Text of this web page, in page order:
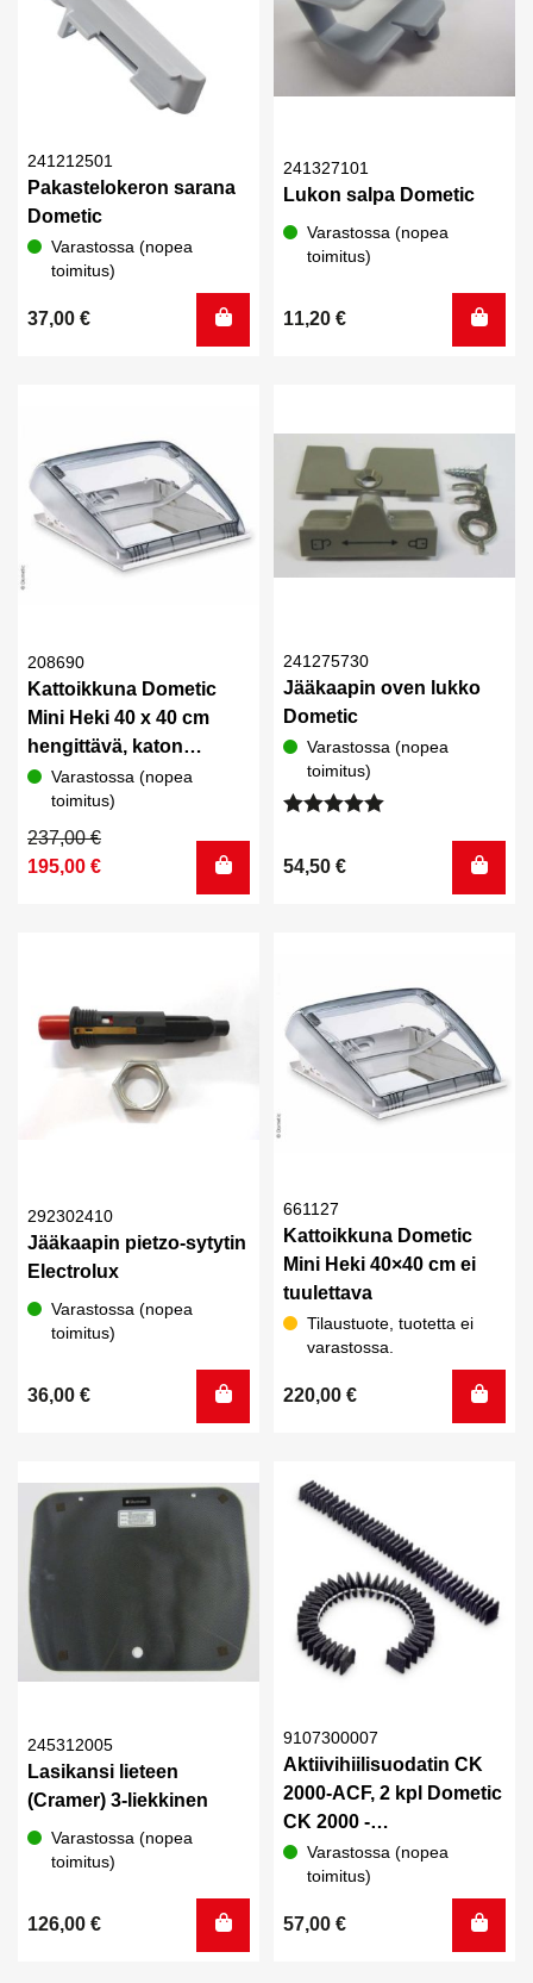
241212501
Pakastelokeron sarana
Dometic
Varastossa (nopea
toimitus)
37,00 €
241327101
Lukon salpa Dometic
Varastossa (nopea
toimitus)
11,20 €
208690
Kattoikkuna Dometic
Mini Heki 40 x 40 cm
hengittävä, katon
paksuus 25-42 mm
Varastossa (nopea
toimitus)
237,00€
Alkuperäinen
hinta
195,00 €
Nykyinen
hinta
241275730
Jääkaapin oven lukko
Dometic
Varastossa (nopea
toimitus)
5.00/ 5
54,50 €
292302410
Jääkaapin pietzo-sytytin
Electrolux
Varastossa (nopea
toimitus)
36,00 €
661127
Kattoikkuna Dometic
Mini Heki 40×40 cm ei
tuulettava
Tilaustuote, tuotetta ei
varastossa.
220,00 €
245312005
Lasikansi lieteen
(Cramer) 3-liekkinen
Varastossa (nopea
toimitus)
126,00 €
9107300007
Aktiivihiilisuodatin CK
2000-ACF, 2 kpl Dometic
CK 2000 -
liesituulettimeen
Varastossa (nopea
toimitus)
57,00 €